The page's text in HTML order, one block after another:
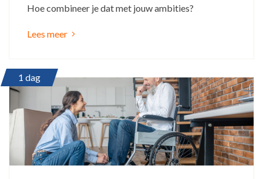
Hoe combineer je dat met jouw ambities?
Lees meer
1 dag